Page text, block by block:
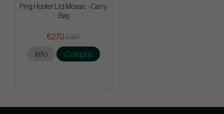
Ping Hoofer Ltd Mosaic - Carry
Bag
€270 €324
Info Compra